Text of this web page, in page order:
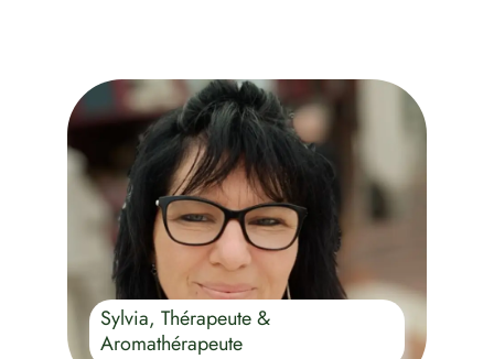
Sylvia, Thérapeute &
Aromathérapeute